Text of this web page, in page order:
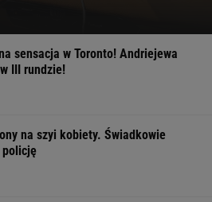
sensacja w Toronto! Andriejewa
III rundzie!
na szyi kobiety. Świadkowie
policję